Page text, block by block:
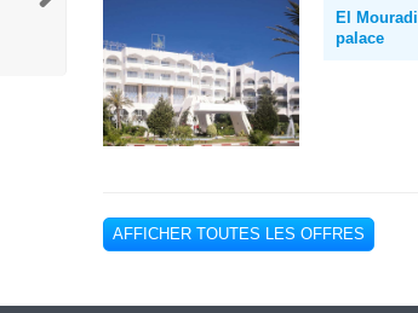
El Mouradi
palace
AFFICHER TOUTES LES OFFRES